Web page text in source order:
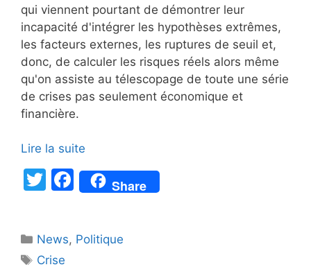
qui viennent pourtant de démontrer leur
incapacité d'intégrer les hypothèses extrêmes,
les facteurs externes, les ruptures de seuil et,
donc, de calculer les risques réels alors même
qu'on assiste au télescopage de toute une série
de crises pas seulement économique et
financière.
Lire la suite
T
er
F
a
e
Share
Catégories
News, Politique
Étiquettes
Crise